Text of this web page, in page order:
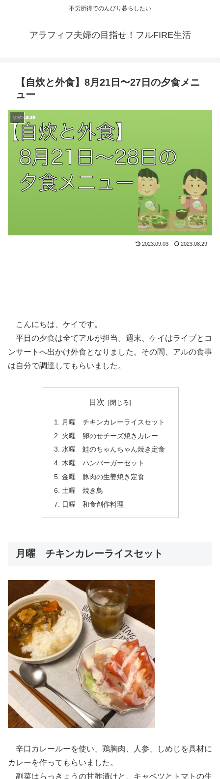
不労所得でのんびり暮らしたい
アラフィフ夫婦の目指せ！フルFIRE生活
【自炊と外食】8月21日〜27日の夕食メニ
ュー
ケイ
2023.09.03 2023.08.29
こんにちは、ケイです。
平日の夕食は全てアルが担当。週末、ケイはライブとコ
ンサートへ出かけ外食となりました。その間、アルの食事
は自分で調達してもらいました。
目次
月曜 チキンカレーライスセット
火曜 卵のせチーズ焼きカレー
水曜 鮭のちゃんちゃん焼き定食
木曜 ハンバーガーセット
金曜 豚肉の生姜焼き定食
土曜 焼き鳥
日曜 和食創作料理
月曜 チキンカレーライスセット
辛口カレールーを使い、鶏胸肉、人参、しめじを具材に
カレーを作ってもらいました。
副菜はらっきょうの甘酢漬けと、キャベツとトマトの生